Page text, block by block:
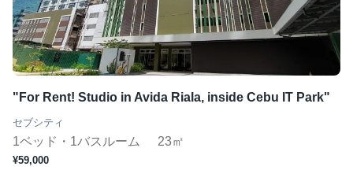
"For Rent! Studio in Avida Riala, inside Cebu IT Park"
セブシティ
1ベッド・1バスルーム 23㎡
¥59,000